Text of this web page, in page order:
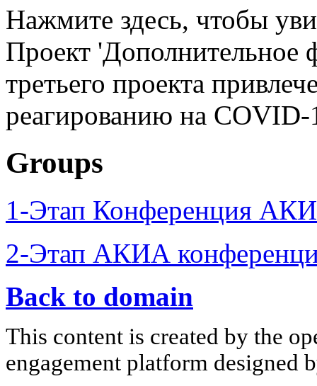
Нажмите здесь, чтобы
Проект 'Дополнительное
третьего проекта
реагированию на COVID-
Groups
1-Этап Конференция
2-Этап АКИА
Back to domain
This content is created by the
engagement platform designed